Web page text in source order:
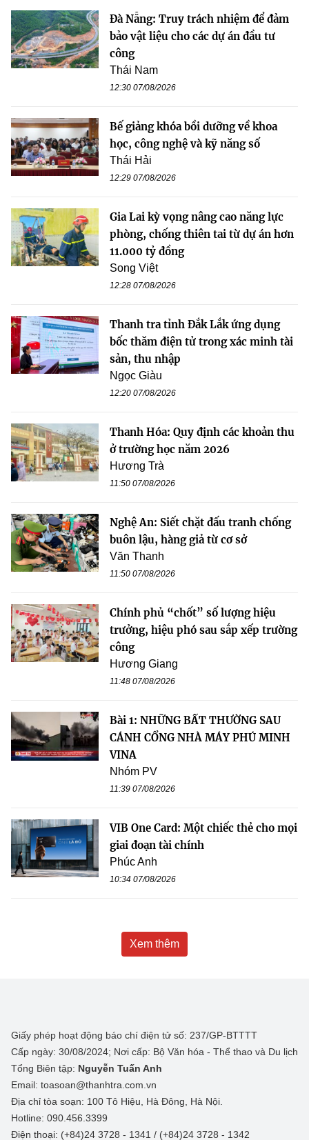
Đà Nẵng: Truy trách nhiệm để đảm
bảo vật liệu cho các dự án đầu tư
công
Thái Nam
12:30 07/08/2026
Bế giảng khóa bồi dưỡng về khoa
học, công nghệ và kỹ năng số
Thái Hải
12:29 07/08/2026
Gia Lai kỳ vọng nâng cao năng lực
phòng, chống thiên tai từ dự án hơn
11.000 tỷ đồng
Song Việt
12:28 07/08/2026
Thanh tra tỉnh Đắk Lắk ứng dụng
bốc thăm điện tử trong xác minh tài
sản, thu nhập
Ngọc Giàu
12:20 07/08/2026
Thanh Hóa: Quy định các khoản thu
ở trường học năm 2026
Hương Trà
11:50 07/08/2026
Nghệ An: Siết chặt đấu tranh chống
buôn lậu, hàng giả từ cơ sở
Văn Thanh
11:50 07/08/2026
Chính phủ “chốt” số lượng hiệu
trưởng, hiệu phó sau sắp xếp trường
công
Hương Giang
11:48 07/08/2026
Bài 1: NHỮNG BẤT THƯỜNG SAU
CÁNH CỔNG NHÀ MÁY PHÚ MINH
VINA
Nhóm PV
11:39 07/08/2026
VIB One Card: Một chiếc thẻ cho mọi
giai đoạn tài chính
Phúc Anh
10:34 07/08/2026
Xem thêm
Giấy phép hoạt động báo chí điện tử số: 237/GP-BTTTT
Cấp ngày: 30/08/2024; Nơi cấp: Bộ Văn hóa - Thể thao và Du lịch
Tổng Biên tập: Nguyễn Tuấn Anh
Email: toasoan@thanhtra.com.vn
Địa chỉ tòa soạn: 100 Tô Hiệu, Hà Đông, Hà Nội.
Hotline: 090.456.3399
Điện thoại: (+84)24 3728 - 1341 / (+84)24 3728 - 1342